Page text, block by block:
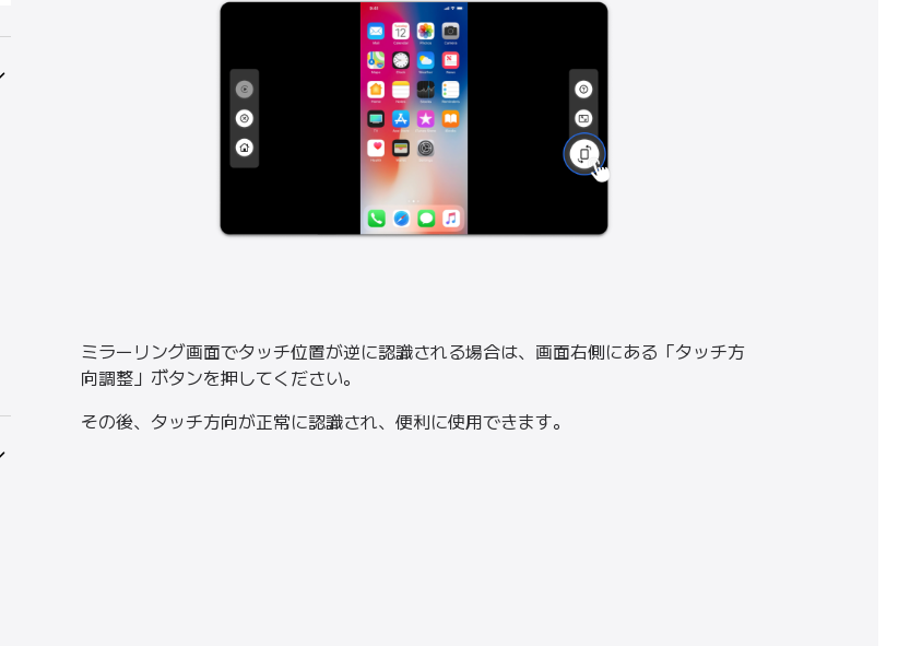
ミラーリング画面でタッチ位置が逆に認識される場合は、画面右側にある「タッチ方
向調整」ボタンを押してください。
その後、タッチ方向が正常に認識され、便利に使用できます。